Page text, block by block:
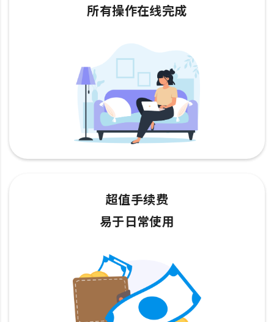
所有操作在线完成
超值手续费
易于日常使用